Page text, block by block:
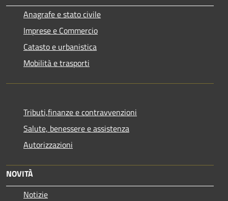
Anagrafe e stato civile
Imprese e Commercio
Catasto e urbanistica
Mobilità e trasporti
Tributi,finanze e contravvenzioni
Salute, benessere e assistenza
Autorizzazioni
NOVITÀ
Notizie